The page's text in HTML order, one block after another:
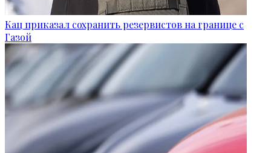
Кац приказал сохранить резервистов на границе с
Газой